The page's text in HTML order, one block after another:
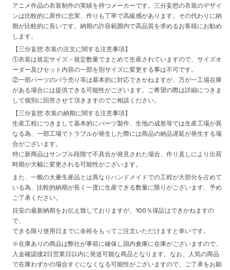
アニメ作品の衣装制作の実績を持つメーカーです。三分妄想の衣装のデザイ
ンは比較的に原作に忠実、作りも丁寧で高級感があります。その代わりに納
期が比較的に長いです。納期の許容範囲内で高品質を求めるお客様にお勧め
します。
【三分妄想 衣装の注文に関する注意事項】
①衣装は規定サイズ・規定数量でまとめて生産されていますので、サイズオ
ーダー及びセット内容の一部を別サイズに変更する事は不可です。
②一部パーツのバラ売り等は基本的に対応できかねますが、万が一工場在庫
がある場合には提供できる可能性がございます。ご希望の際は詳細につきま
して個別に回答させて頂きますのでご相談ください。
【三分妄想 衣装の納期に関する注意事項】
生産工程につきまして基本的にパーツ製作、生地の成形等では生産工場が異
なる為、一部工場でトラブルが発生した際には商品の納品遅延が発生する場
合がございます。
特に新商品はサンプル段階で不具合が発見された場合、作り直しにより出荷
時期が大幅に変更される可能性がございます。
また、一般の大量生産品とは異なりハンドメイドでの工程が大部分を占めて
いる為、比較的納期が長く一度に生産できる数量に限りがございます、予め
ご了承ください。
目安の最新納期をお伝え致しておりますが、100％保証はできかねますの
で、
できる限り使用日までに余裕をもってご注文いただけますと幸いです。
※在庫ありの商品は弊社が事前に確保し国内倉庫に在庫がございますので、
入金確認後2日営業日以内に発送可能な商品となります。なお、人気の商品
で在庫わずかの場合すぐになくなる可能性がございますので、ご了承をお願